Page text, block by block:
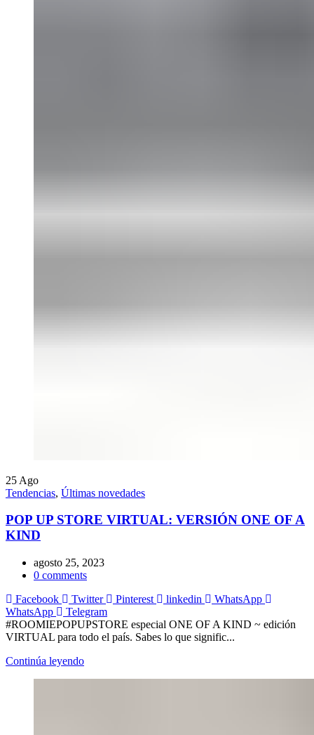
25 Ago
Tendencias, Últimas novedades
POP UP STORE VIRTUAL: VERSIÓN ONE OF A
KIND
agosto 25, 2023
0 comments
Facebook
Twitter Pinterest linkedin
WhatsApp
WhatsApp
Telegram
#ROOMIEPOPUPSTORE especial ONE OF A KIND ~ edición
VIRTUAL para todo el país. Sabes lo que signific...
Continúa leyendo